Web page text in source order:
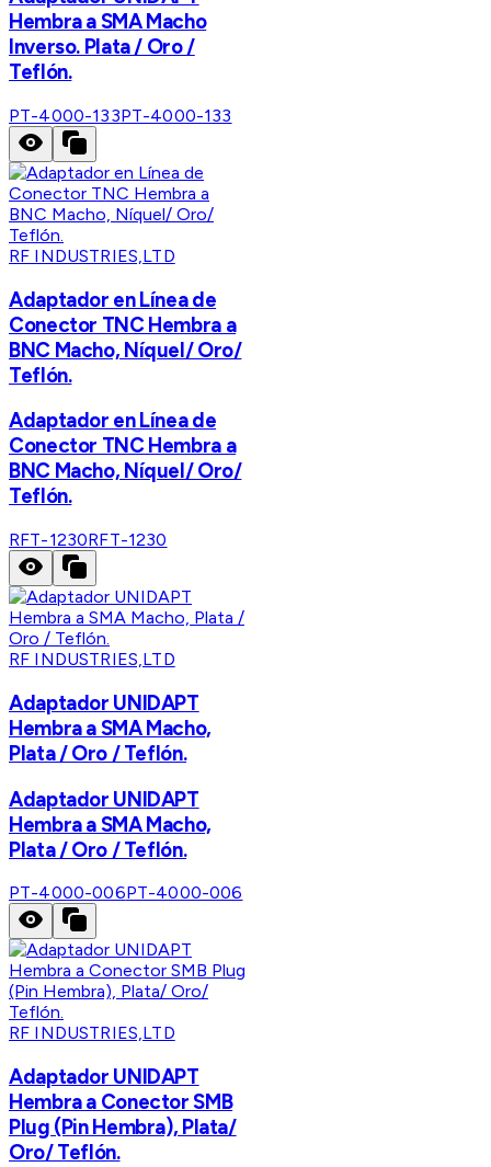
Hembra a SMA Macho
Inverso. Plata / Oro /
Teflón.
PT-4000-133PT-4000-133
RF INDUSTRIES,LTD
Adaptador en Línea de
Conector TNC Hembra a
BNC Macho, Níquel/ Oro/
Teflón.
Adaptador en Línea de
Conector TNC Hembra a
BNC Macho, Níquel/ Oro/
Teflón.
RFT-1230RFT-1230
RF INDUSTRIES,LTD
Adaptador UNIDAPT
Hembra a SMA Macho,
Plata / Oro / Teflón.
Adaptador UNIDAPT
Hembra a SMA Macho,
Plata / Oro / Teflón.
PT-4000-006PT-4000-006
RF INDUSTRIES,LTD
Adaptador UNIDAPT
Hembra a Conector SMB
Plug (Pin Hembra), Plata/
Oro/ Teflón.